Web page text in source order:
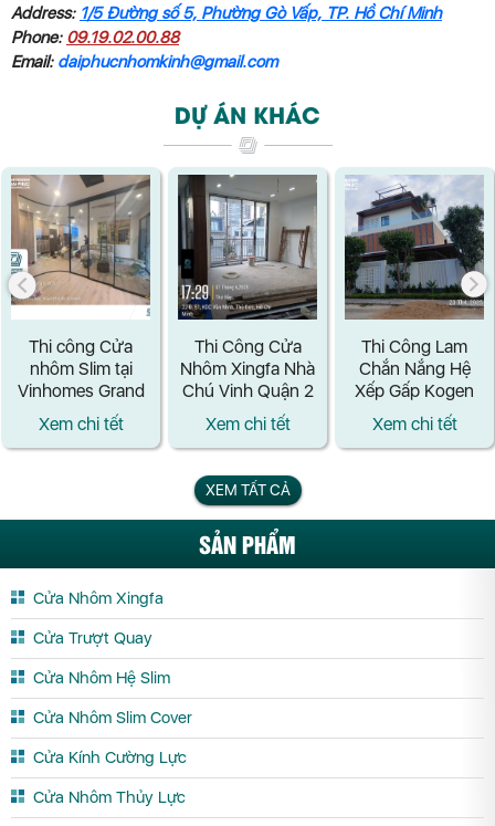
Address: 1/5 Đường số 5, Phường Gò Vấp, TP. Hồ Chí Minh
Phone: 09.19.02.00.88
Email: daiphucnhomkinh@gmail.com
DỰ ÁN KHÁC
Thi công Cửa
nhôm Slim tại
Vinhomes Grand
Park
Xem chi tết
Thi Công Cửa
Nhôm Xingfa Nhà
Chú Vinh Quận 2
Xem chi tết
Thi Công Lam
Chắn Nắng Hệ
Xếp Gấp Kogen
Chất Lượng Cao
Tại Cần Thơ
Xem chi tết
XEM TẤT CẢ
SẢN PHẨM
Cửa Nhôm Xingfa
Cửa Trượt Quay
Cửa Nhôm Hệ Slim
Cửa Nhôm Slim Cover
Cửa Kính Cường Lực
Cửa Nhôm Thủy Lực